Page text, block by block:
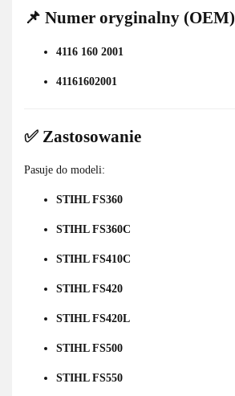
📌 Numer oryginalny (OEM)
4116 160 2001
41161602001
✅ Zastosowanie
Pasuje do modeli:
STIHL FS360
STIHL FS360C
STIHL FS410C
STIHL FS420
STIHL FS420L
STIHL FS500
STIHL FS550